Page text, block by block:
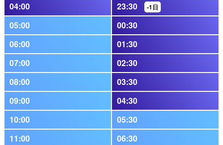
04:00 23:30 -1日
05:00
00:30
06:00
01:30
07:00
02:30
08:00
03:30
09:00
04:30
10:00
05:30
11:00
06:30